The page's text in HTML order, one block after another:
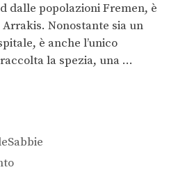
dalle popolazioni Fremen, è
Nonostante sia un
è anche l’unico
la spezia, una …